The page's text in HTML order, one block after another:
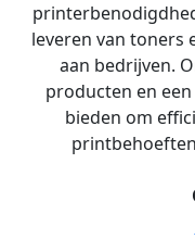
leveren van toners
aan bedrijven.
producten en
bieden om